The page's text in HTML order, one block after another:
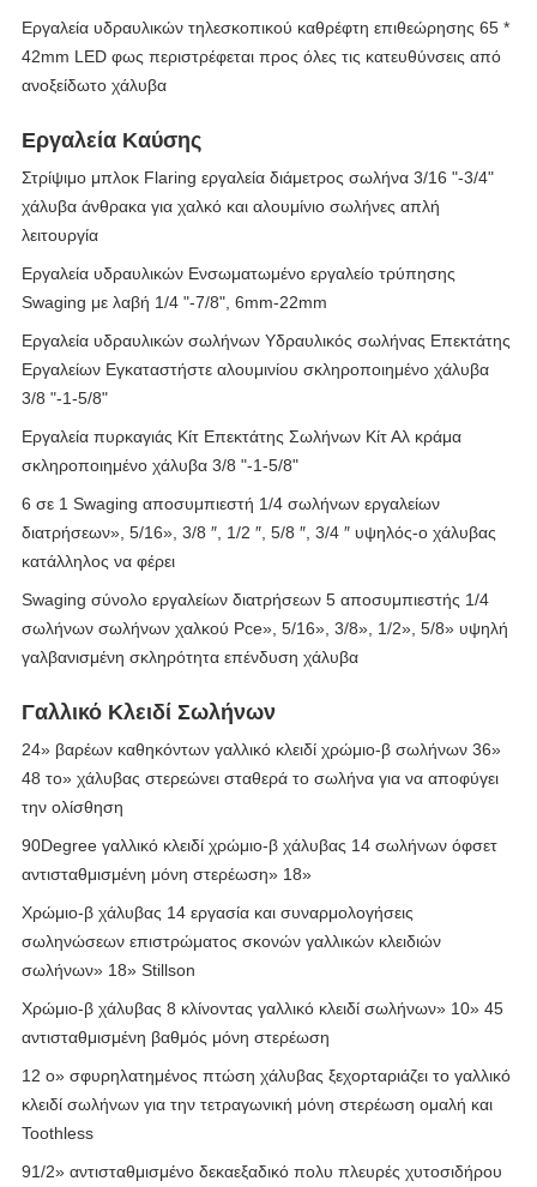
Εργαλεία υδραυλικών τηλεσκοπικού καθρέφτη επιθεώρησης 65 *
42mm LED φως περιστρέφεται προς όλες τις κατευθύνσεις από
ανοξείδωτο χάλυβα
Εργαλεία Καύσης
Στρίψιμο μπλοκ Flaring εργαλεία διάμετρος σωλήνα 3/16 "-3/4"
χάλυβα άνθρακα για χαλκό και αλουμίνιο σωλήνες απλή
λειτουργία
Εργαλεία υδραυλικών Ενσωματωμένο εργαλείο τρύπησης
Swaging με λαβή 1/4 "-7/8", 6mm-22mm
Εργαλεία υδραυλικών σωλήνων Υδραυλικός σωλήνας Επεκτάτης
Εργαλείων Εγκαταστήστε αλουμινίου σκληροποιημένο χάλυβα
3/8 "-1-5/8"
Εργαλεία πυρκαγιάς Κίτ Επεκτάτης Σωλήνων Κίτ Αλ κράμα
σκληροποιημένο χάλυβα 3/8 "-1-5/8"
6 σε 1 Swaging αποσυμπιεστή 1/4 σωλήνων εργαλείων
διατρήσεων», 5/16», 3/8 ″, 1/2 ″, 5/8 ″, 3/4 ″ υψηλός-ο χάλυβας
κατάλληλος να φέρει
Swaging σύνολο εργαλείων διατρήσεων 5 αποσυμπιεστής 1/4
σωλήνων σωλήνων χαλκού Pce», 5/16», 3/8», 1/2», 5/8» υψηλή
γαλβανισμένη σκληρότητα επένδυση χάλυβα
Γαλλικό Κλειδί Σωλήνων
24» βαρέων καθηκόντων γαλλικό κλειδί χρώμιο-β σωλήνων 36»
48 το» χάλυβας στερεώνει σταθερά το σωλήνα για να αποφύγει
την ολίσθηση
90Degree γαλλικό κλειδί χρώμιο-β χάλυβας 14 σωλήνων όφσετ
αντισταθμισμένη μόνη στερέωση» 18»
Χρώμιο-β χάλυβας 14 εργασία και συναρμολογήσεις
σωληνώσεων επιστρώματος σκονών γαλλικών κλειδιών
σωλήνων» 18» Stillson
Χρώμιο-β χάλυβας 8 κλίνοντας γαλλικό κλειδί σωλήνων» 10» 45
αντισταθμισμένη βαθμός μόνη στερέωση
12 ο» σφυρηλατημένος πτώση χάλυβας ξεχορταριάζει το γαλλικό
κλειδί σωλήνων για την τετραγωνική μόνη στερέωση ομαλή και
Toothless
91/2» αντισταθμισμένο δεκαεξαδικό πολυ πλευρές χυτοσιδήρου